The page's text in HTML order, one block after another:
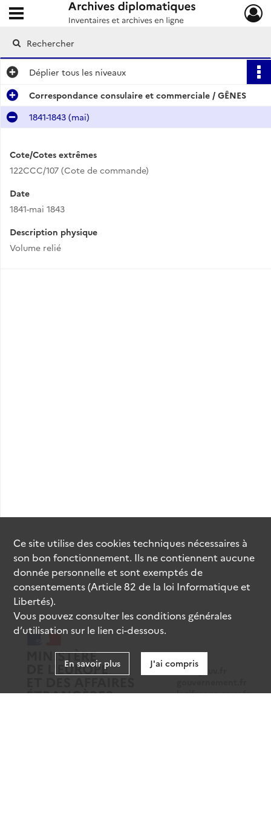
Archives diplomatiques
Ouvrir le menu déroulant
Déplier tous les niveaux
Correspondance consulaire et commerciale / GÊNES
1841-1843 (mai)
Cote/Cotes extrêmes
122CCC/107 (Cote de commande)
Date
1841-mai 1843
Description physique
Volume relié
data.gouv.fr
legifrance.gouv.fr
Ce site utilise descookiestechniques nécessaires à
son bon fonctionnement. Ils ne contiennent aucune
donnée personnelle et sont exemptés de
consentements (Article 82 de la loi Informatique et
Libertés).
Vous pouvez consulter les conditions générales
d’utilisation sur le lien ci-dessous.
En savoir plus J'ai compris